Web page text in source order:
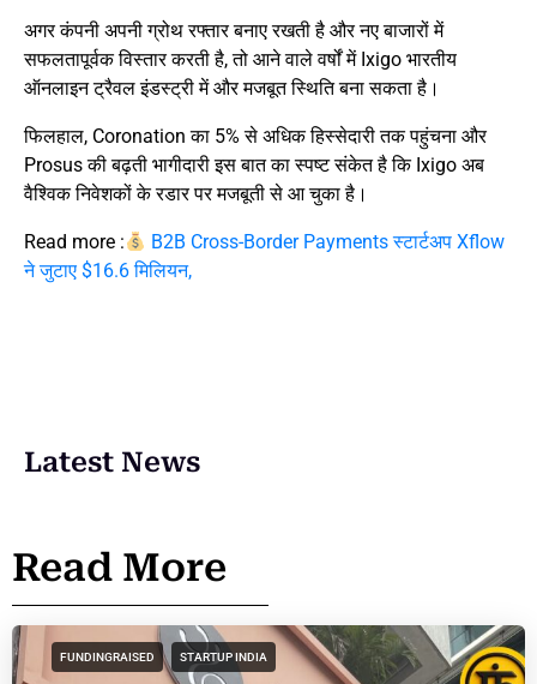
अगर कंपनी अपनी ग्रोथ रफ्तार बनाए रखती है और नए बाजारों में
सफलतापूर्वक विस्तार करती है, तो आने वाले वर्षों में Ixigo भारतीय
ऑनलाइन ट्रैवल इंडस्ट्री में और मजबूत स्थिति बना सकता है।
फिलहाल, Coronation का 5% से अधिक हिस्सेदारी तक पहुंचना और
Prosus की बढ़ती भागीदारी इस बात का स्पष्ट संकेत है कि Ixigo अब
वैश्विक निवेशकों के रडार पर मजबूती से आ चुका है।
Read more :
B2B Cross-Border Payments स्टार्टअप Xflow
ने जुटाए $16.6 मिलियन,
Latest News
Read More
FUNDINGRAISED STARTUP INDIA